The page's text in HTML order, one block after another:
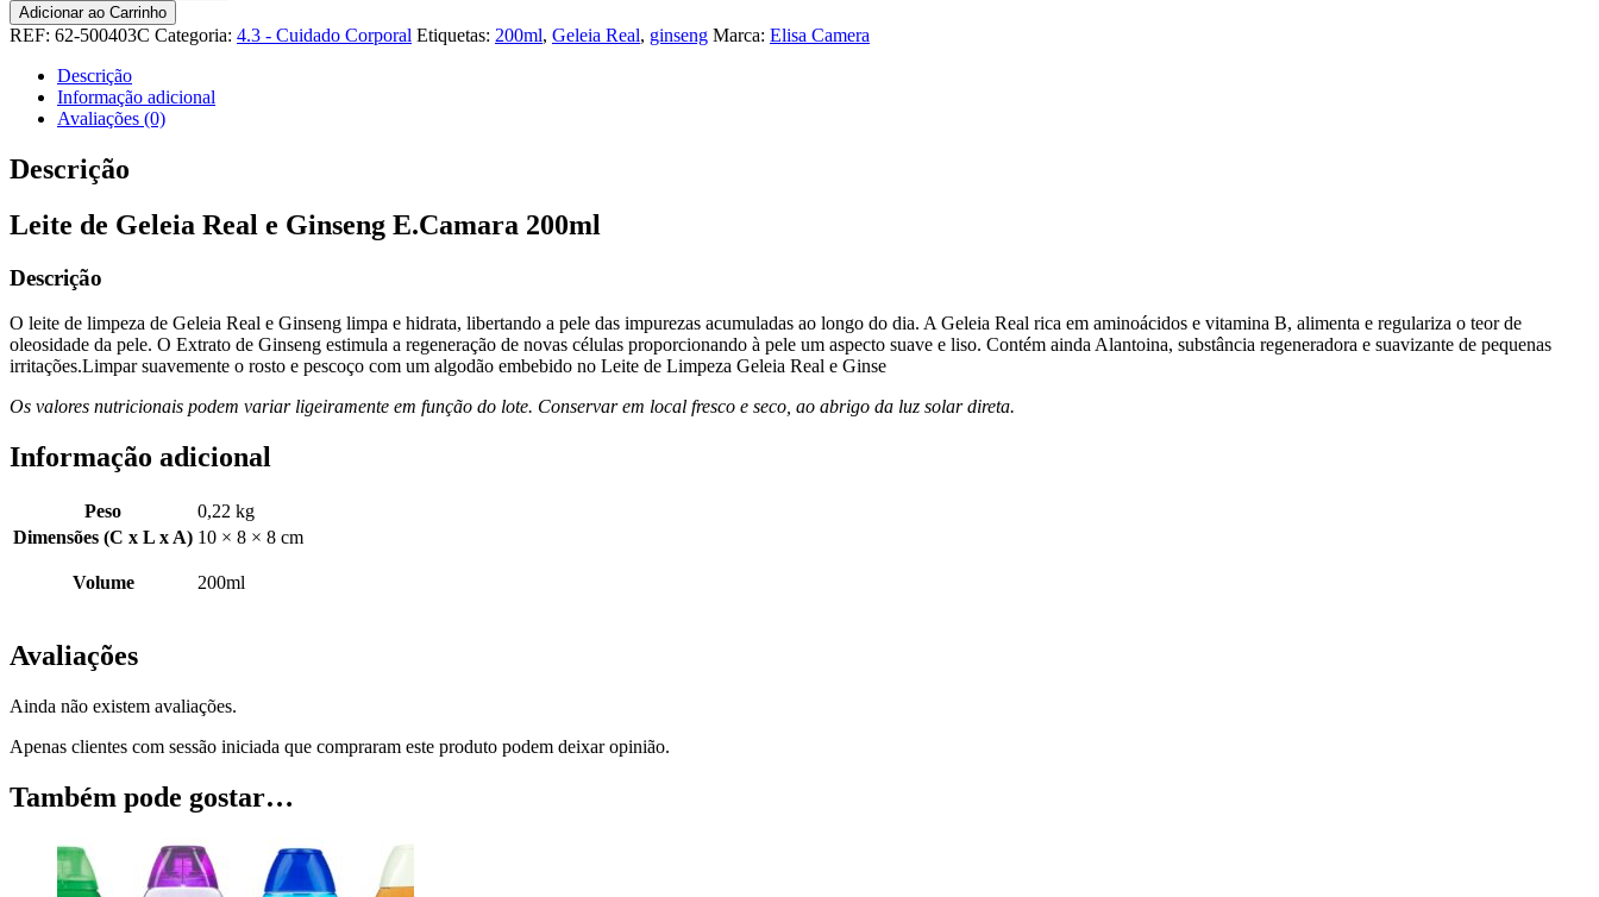
de
Leite
de
Geleia
Real
Ginseng
E.Camara
200ml
Adicionar ao Carrinho
REF: 62-500403C Categoria: 4.3 - Cuidado Corporal Etiquetas: 200ml, Geleia Real, ginseng Marca: Elisa Camera
Descrição
Informação adicional
Avaliações (0)
Descrição
Leite de Geleia Real e Ginseng E.Camara 200ml
Descrição
O leite de limpeza de Geleia Real e Ginseng limpa e hidrata, libertando a pele das impurezas acumuladas ao longo do dia. A Geleia Real rica em aminoácidos e vitamina B, alimenta e regulariza o teor de
oleosidade da pele. O Extrato de Ginseng estimula a regeneração de novas células proporcionando à pele um aspecto suave e liso. Contém ainda Alantoina, substância regeneradora e suavizante de pequenas
irritações.Limpar suavemente o rosto e pescoço com um algodão embebido no Leite de Limpeza Geleia Real e Ginse
Os valores nutricionais podem variar ligeiramente em função do lote. Conservar em local fresco e seco, ao abrigo da luz solar direta.
Informação adicional
Peso
0,22 kg
Dimensões (C x L x A) 10 × 8 × 8 cm
Volume 200ml
Avaliações
Ainda não existem avaliações.
Apenas clientes com sessão iniciada que compraram este produto podem deixar opinião.
Também pode gostar…